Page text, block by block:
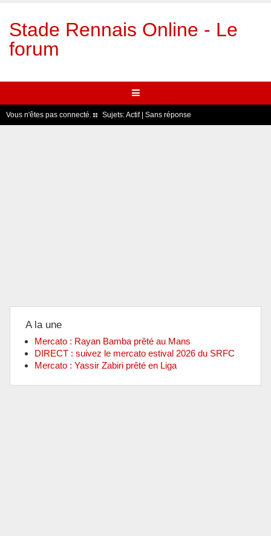
Stade Rennais Online - Le
forum
Vous n'êtes pas connecté. Sujets:Actif| Sans réponse
A la une
Mercato : Rayan Bamba prêté au Mans
DIRECT : suivez le mercato estival 2026 du SRFC
Mercato : Yassir Zabiri prêté en Liga